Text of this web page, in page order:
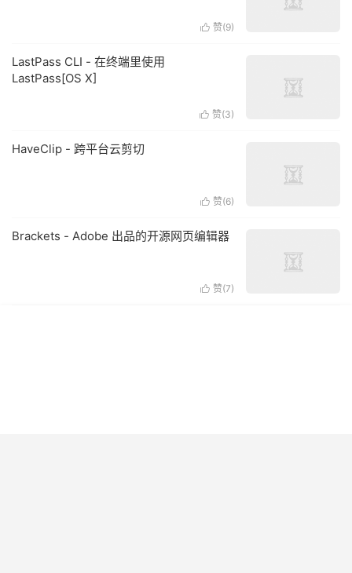
 赞(9)
LastPass CLI - 在终端里使用
LastPass[OS X]
 赞(3)
HaveClip - 跨平台云剪切
 赞(6)
Brackets - Adobe 出品的开源网页编辑器
 赞(7)